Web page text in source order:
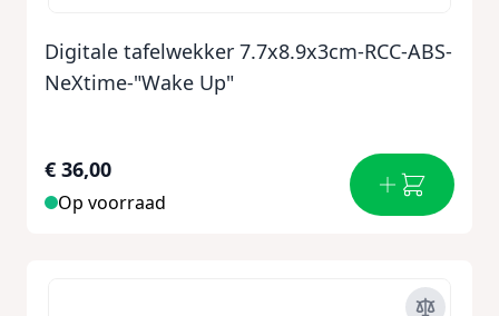
Digitale tafelwekker 7.7x8.9x3cm-RCC-ABS-
NeXtime-"Wake Up"
€ 36,00
Op voorraad